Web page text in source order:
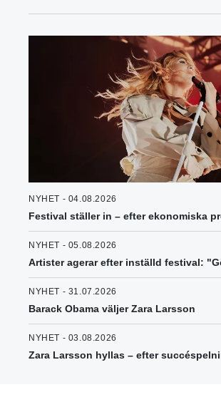
NYHET - 04.08.2026
Festival ställer in – efter ekonomiska
NYHET - 05.08.2026
Artister agerar efter inställd festival:
NYHET - 31.07.2026
Barack Obama väljer Zara Larsson
NYHET - 03.08.2026
Zara Larsson hyllas – efter